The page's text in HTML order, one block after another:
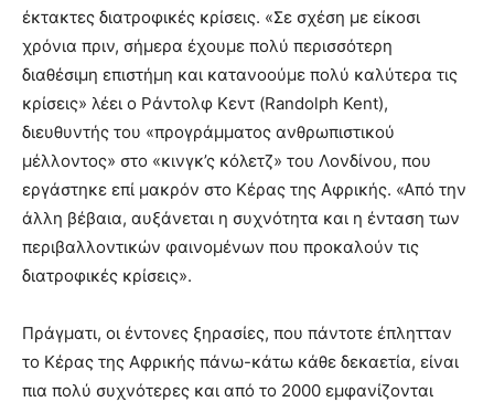
έκτακτες διατροφικές κρίσεις. «Σε σχέση με είκοσι
χρόνια πριν, σήμερα έχουμε πολύ περισσότερη
διαθέσιμη επιστήμη και κατανοούμε πολύ καλύτερα τις
κρίσεις» λέει ο Ράντολφ Κεντ (Randolph Kent),
διευθυντής του «προγράμματος ανθρωπιστικού
μέλλοντος» στο «κινγκ’ς κόλετζ» του Λονδίνου, που
εργάστηκε επί μακρόν στο Κέρας της Αφρικής. «Από την
άλλη βέβαια, αυξάνεται η συχνότητα και η ένταση των
περιβαλλοντικών φαινομένων που προκαλούν τις
διατροφικές κρίσεις».
Πράγματι, οι έντονες ξηρασίες, που πάντοτε έπλητταν
το Κέρας της Αφρικής πάνω-κάτω κάθε δεκαετία, είναι
πια πολύ συχνότερες και από το 2000 εμφανίζονται